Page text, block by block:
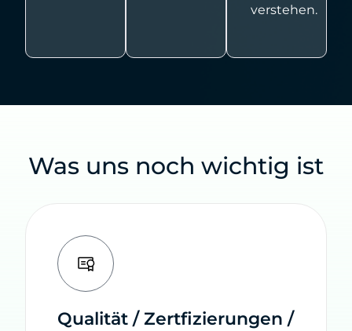
verstehen.
Was uns noch wichtig ist
Qualität / Zertfizierungen /